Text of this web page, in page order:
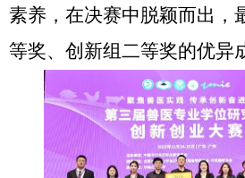
素养，在决赛中脱颖而出，
等奖、创新组二等奖的优异